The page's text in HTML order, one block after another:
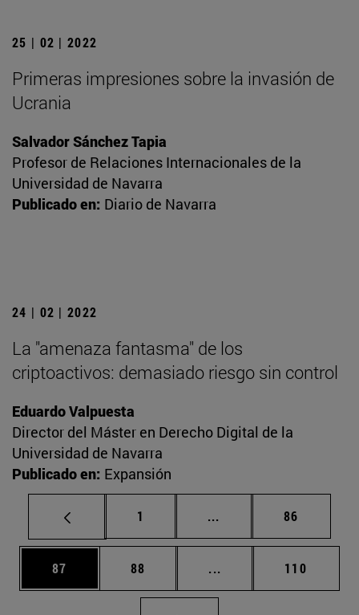
25 | 02 | 2022
Primeras impresiones sobre la invasión de
Ucrania
Salvador Sánchez Tapia
Profesor de Relaciones Internacionales de la
Universidad de Navarra
Publicado en: Diario de Navarra
24 | 02 | 2022
La "amenaza fantasma" de los
criptoactivos: demasiado riesgo sin control
Eduardo Valpuesta
Director del Máster en Derecho Digital de la
Universidad de Navarra
Publicado en: Expansión
Página
1 ... Páginas intermedias
Página
86
Página
87 Página
88 ... Páginas intermedias
Página
110